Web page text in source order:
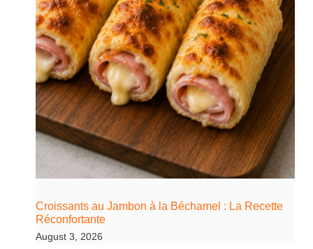
Croissants au Jambon à la Béchamel : La Recette
Réconfortante
August 3, 2026